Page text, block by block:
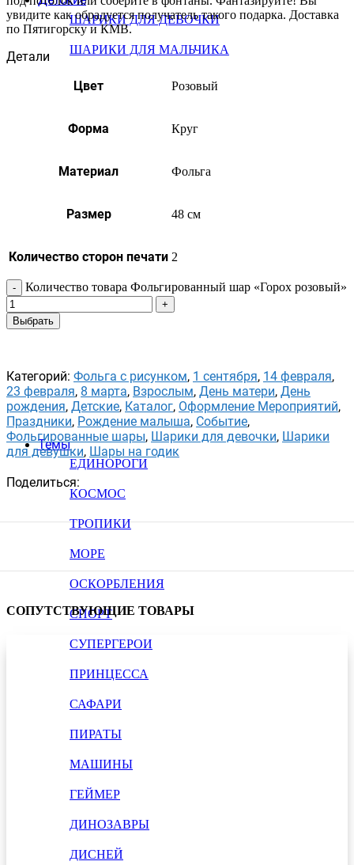
ШАРИКИ ДЛЯ ДЕВОЧКИ
ШАРИКИ ДЛЯ МАЛЬЧИКА
Темы
ЕДИНОРОГИ
КОСМОС
ТРОПИКИ
МОРЕ
ОСКОРБЛЕНИЯ
СПОРТ
СУПЕРГЕРОИ
ПРИНЦЕССА
САФАРИ
ПИРАТЫ
МАШИНЫ
ГЕЙМЕР
ДИНОЗАВРЫ
ДИСНЕЙ
увидите как обрадуется получатель такого подарка. Доставка
по Пятигорску и КМВ.
Детали
Цвет
Розовый
Форма Круг
Материал Фольга
Размер 48 см
Количество сторон печати 2
Количество товара Фольгированный шар «Горох розовый»
Выбрать
Категорий: Фольга с рисунком, 1 сентября, 14 февраля,
23 февраля, 8 марта, Взрослым, День матери, День
рождения, Детские, Каталог, Оформление Мероприятий,
Праздники, Рождение малыша, Событие,
Фольгированные шары, Шарики для девочки, Шарики
для девушки, Шары на годик
Поделиться:
СОПУТСТВУЮЩИЕ ТОВАРЫ